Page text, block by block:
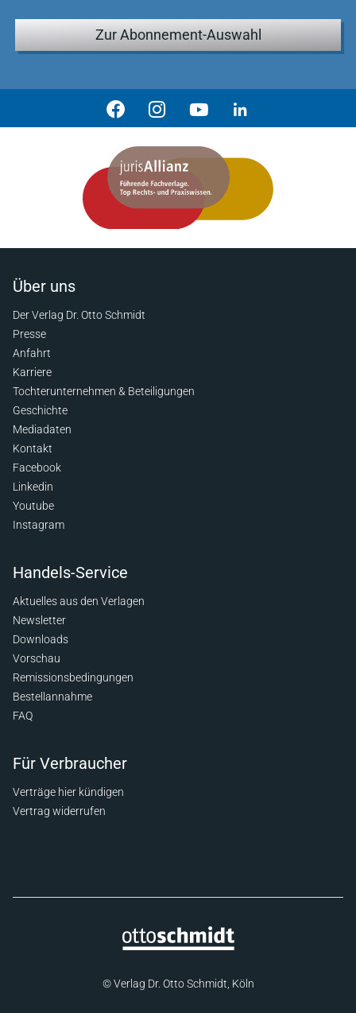
Zur Abonnement-Auswahl
Über uns
Der Verlag Dr. Otto Schmidt
Presse
Anfahrt
Karriere
Tochterunternehmen & Beteiligungen
Geschichte
Mediadaten
Kontakt
Facebook
Linkedin
Youtube
Instagram
Handels-Service
Aktuelles aus den Verlagen
Newsletter
Downloads
Vorschau
Remissionsbedingungen
Bestellannahme
FAQ
Für Verbraucher
Verträge hier kündigen
Vertrag widerrufen
© Verlag Dr. Otto Schmidt, Köln